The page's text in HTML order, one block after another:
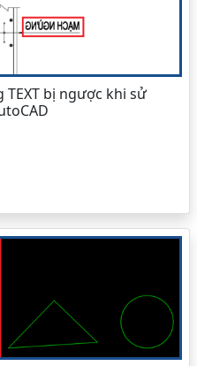
bị ngược khi sử